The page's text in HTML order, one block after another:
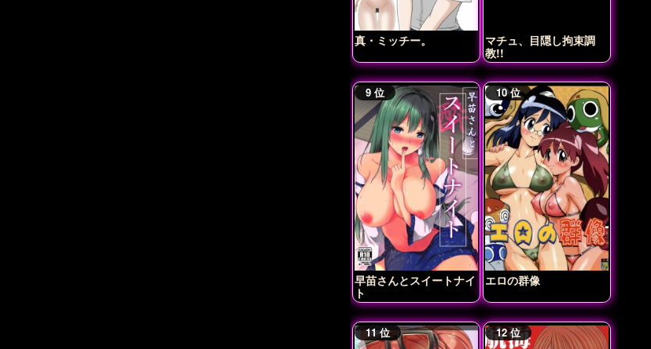
真・ミッチー。
マチュ、目隠し拘束調
教!!
早苗さんとスイートナイ
ト
エロの群像